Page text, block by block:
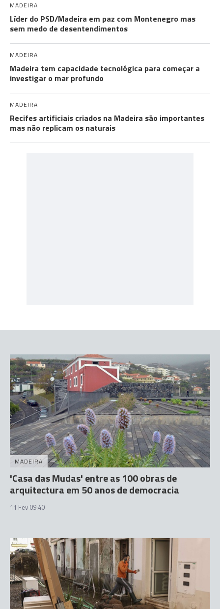
MADEIRA
Líder do PSD/Madeira em paz com Montenegro mas
sem medo de desentendimentos
MADEIRA
Madeira tem capacidade tecnológica para começar a
investigar o mar profundo
MADEIRA
Recifes artificiais criados na Madeira são importantes
mas não replicam os naturais
MADEIRA
'Casa das Mudas' entre as 100 obras de
arquitectura em 50 anos de democracia
11 Fev 09:40